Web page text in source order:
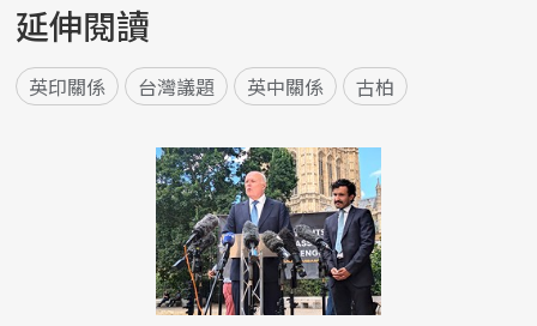
延伸閱讀
英印關係 台灣議題 英中關係 古柏